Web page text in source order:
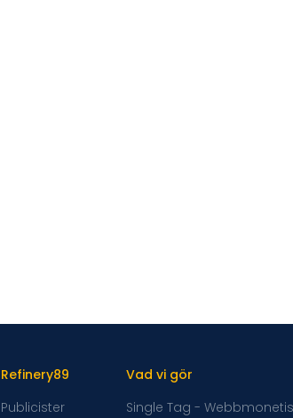
Refinery89
Publicister
Vad vi gör
Single Tag -